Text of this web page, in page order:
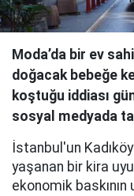
Moda’da bir ev
doğacak bebeğe
koştuğu iddiası
sosyal medyada
İstanbul'un
yaşanan bir kira
ekonomik baskının